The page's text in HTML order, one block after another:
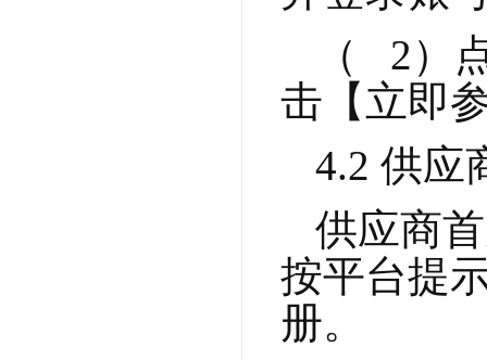
（   2
击【立即
4.2 供应
供应商
按平台提
册。